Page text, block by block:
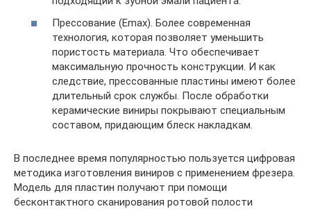
Прессование (Emax). Более современная
технология, которая позволяет уменьшить
пористость материала. Что обеспечивает
максимальную прочность конструкции. И как
следствие, прессованные пластины имеют более
длительный срок службы. После обработки
керамические виниры покрывают специальным
составом, придающим блеск накладкам.
В последнее время популярностью пользуется цифровая
методика изготовления виниров с применением фрезера.
Модель для пластин получают при помощи
бесконтактного сканирования ротовой полости